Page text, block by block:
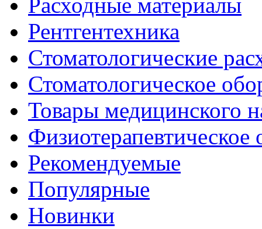
Расходные материалы
Рентгентехника
Стоматологические
Стоматологическое
Товары медицинского
Физиотерапевтическое
Рекомендуемые
Популярные
Новинки